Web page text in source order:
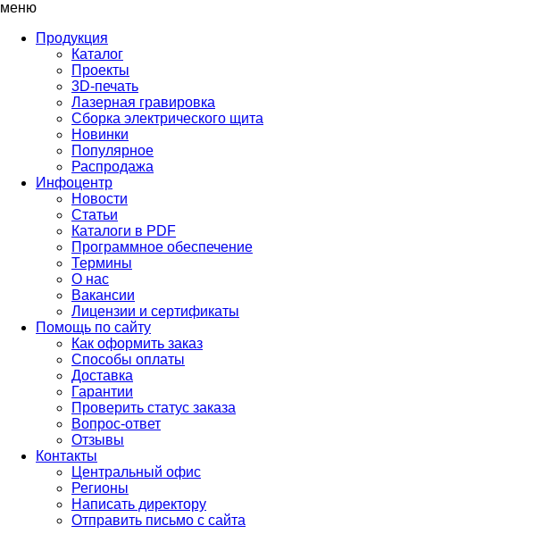
меню
Продукция
Каталог
Проекты
3D-печать
Лазерная гравировка
Сборка электрического щита
Новинки
Популярное
Распродажа
Инфоцентр
Новости
Статьи
Каталоги в PDF
Программное обеспечение
Термины
О нас
Вакансии
Лицензии и сертификаты
Помощь по сайту
Как оформить заказ
Способы оплаты
Доставка
Гарантии
Проверить статус заказа
Вопрос-ответ
Отзывы
Контакты
Центральный офис
Регионы
Написать директору
Отправить письмо с сайта